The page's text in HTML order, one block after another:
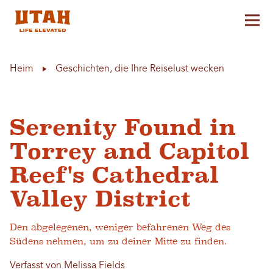
Heim Geschichten, die Ihre Reiselust wecken
Serenity Found in
Torrey and Capitol
Reef's Cathedral
Valley District
Den abgelegenen, weniger befahrenen Weg des
Südens nehmen, um zu deiner Mitte zu finden.
Verfasst von Melissa Fields